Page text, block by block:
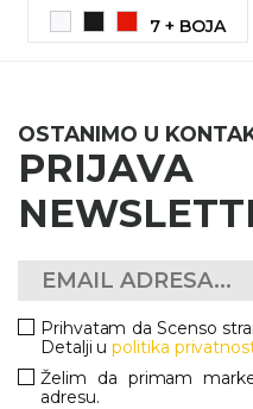
7 + BOJA
OSTANIMO U
Prihvatam da Scenso
Detalji upolitika
Želim da primam
adresu.